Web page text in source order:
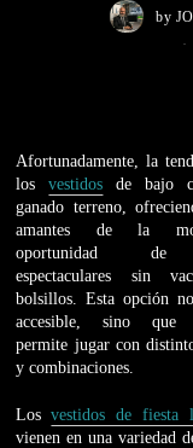
by
Afortunadamente, la
losvestidos de bajo
ganado terreno,
amantes de la
oportunidad
espectaculares sin
bolsillos. Esta opción
accesible, sino que
permite jugar con
y combinaciones.
Losvestidos de fiesta
vienen en una variedad